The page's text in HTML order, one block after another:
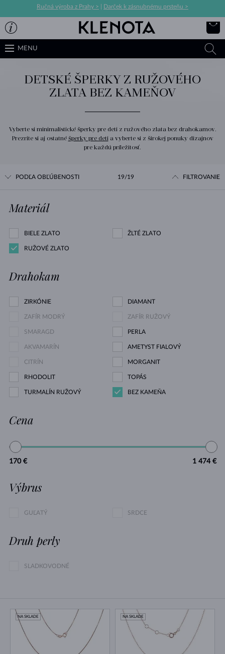
Ručná výroba z Prahy > Darček k zásnubnému prsteňu >
MENU
DETSKÉ ŠPERKY Z RUŽOVÉHO
ZLATA BEZ KAMEŇOV
Vyberte si minimalistické šperky pre deti z ružového zlata bez drahokamov.
Prezrite si aj ostatné šperky pre detia vyberte si z širokej ponuky dizajnov
pre každú príležitosť.
PODĽA OBĽÚBENOSTI 19/19 FILTROVANIE
Materiál
BIELE ZLATO ŽLTÉ ZLATO
RUŽOVÉ ZLATO
Drahokam
ZIRKÓNIE DIAMANT
ZAFÍR MODRÝ ZAFÍR RUŽOVÝ
SMARAGD PERLA
AKVAMARÍN AMETYST FIALOVÝ
CITRÍN MORGANIT
RHODOLIT TOPÁS
TURMALÍN RUŽOVÝ BEZ KAMEŇA
Cena
170 € 1 474 €
Výbrus
GUĽATÝ SRDCE
Druh perly
SLADKOVODNÉ
NA SKLADE NA SKLADE